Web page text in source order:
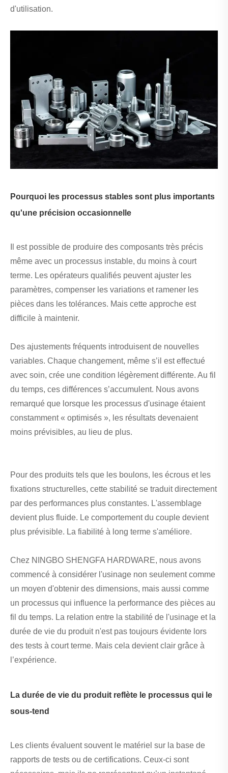
d'utilisation.
Pourquoi les processus stables sont plus importants
qu'une précision occasionnelle
Il est possible de produire des composants très précis
même avec un processus instable, du moins à court
terme. Les opérateurs qualifiés peuvent ajuster les
paramètres, compenser les variations et ramener les
pièces dans les tolérances. Mais cette approche est
difficile à maintenir.
Des ajustements fréquents introduisent de nouvelles
variables. Chaque changement, même s’il est effectué
avec soin, crée une condition légèrement différente. Au fil
du temps, ces différences s’accumulent. Nous avons
remarqué que lorsque les processus d'usinage étaient
constamment « optimisés », les résultats devenaient
moins prévisibles, au lieu de plus.
Pour des produits tels que les boulons, les écrous et les
fixations structurelles, cette stabilité se traduit directement
par des performances plus constantes. L'assemblage
devient plus fluide. Le comportement du couple devient
plus prévisible. La fiabilité à long terme s'améliore.
Chez NINGBO SHENGFA HARDWARE, nous avons
commencé à considérer l'usinage non seulement comme
un moyen d'obtenir des dimensions, mais aussi comme
un processus qui influence la performance des pièces au
fil du temps. La relation entre la stabilité de l'usinage et la
durée de vie du produit n'est pas toujours évidente lors
des tests à court terme. Mais cela devient clair grâce à
l’expérience.
La durée de vie du produit reflète le processus qui le
sous-tend
Les clients évaluent souvent le matériel sur la base de
rapports de tests ou de certifications. Ceux-ci sont